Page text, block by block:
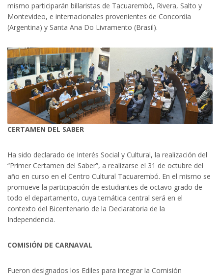
mismo participarán billaristas de Tacuarembó, Rivera, Salto y
Montevideo, e internacionales provenientes de Concordia
(Argentina) y Santa Ana Do Livramento (Brasil).
CERTAMEN DEL SABER
Ha sido declarado de Interés Social y Cultural, la realización del
“Primer Certamen del Saber”, a realizarse el 31 de octubre del
año en curso en el Centro Cultural Tacuarembó. En el mismo se
promueve la participación de estudiantes de octavo grado de
todo el departamento, cuya temática central será en el
contexto del Bicentenario de la Declaratoria de la
Independencia.
COMISIÓN DE CARNAVAL
Fueron designados los Ediles para integrar la Comisión